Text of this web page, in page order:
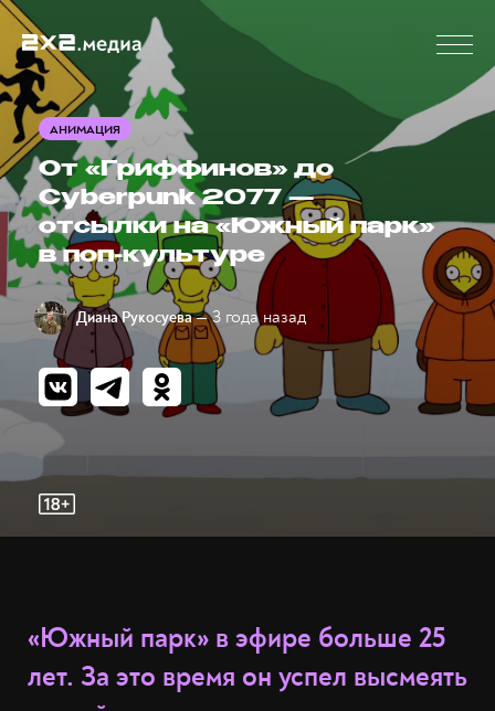
АНИМАЦИЯ
От «Гриффинов» до
Cyberpunk 2077 —
отсылки на «Южный парк»
в поп-культуре
Диана Рукосуева— 3 года назад
«Южный парк» в эфире больше 25
лет. За это время он успел высмеять